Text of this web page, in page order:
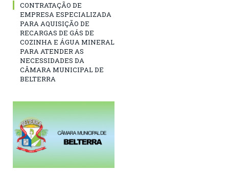
CONTRATAÇÃO DE
EMPRESA ESPECIALIZADA
PARA AQUISIÇÃO DE
RECARGAS DE GÁS DE
COZINHA E ÁGUA MINERAL
PARA ATENDER AS
NECESSIDADES DA
CÂMARA MUNICIPAL DE
BELTERRA